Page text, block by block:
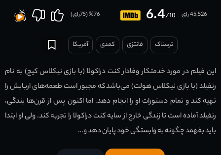
6.4/10 45,526 رای 76
% (
75رای)
ترسناک فانتزی کمدی آمریکا
این فیلم در مورد خدمتکار وفادار کنت دراکولا (با بازی نیکلاس کیج) به نام
رنفیلد (با بازی نیکلاس هولت) می‌باشد که مجبور است طعمه‌های اربابش را
تهیه کند و تمام دستورات او را انجام دهد. اما اکنون پس از قرن‌ها بندگی،
رنفیلد آماده است تا زندگی خارج از سایه کنت دراکولا را تجربه کند. ولی او ابتدا
باید بفهمد چگونه به وابستگی خود پایان دهد و…